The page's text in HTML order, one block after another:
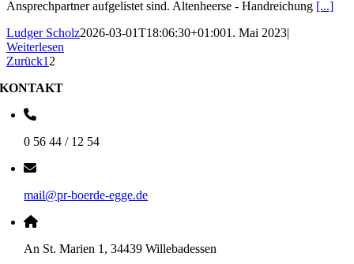
Ansprechpartner aufgelistet sind. Altenheerse - Handreichung [...]
Ludger Scholz2026-03-01T18:06:30+01:001. Mai 2023|
Weiterlesen
Zurück1 2
KONTAKT
0 56 44 / 12 54
mail@pr-boerde-egge.de
An St. Marien 1, 34439 Willebadessen